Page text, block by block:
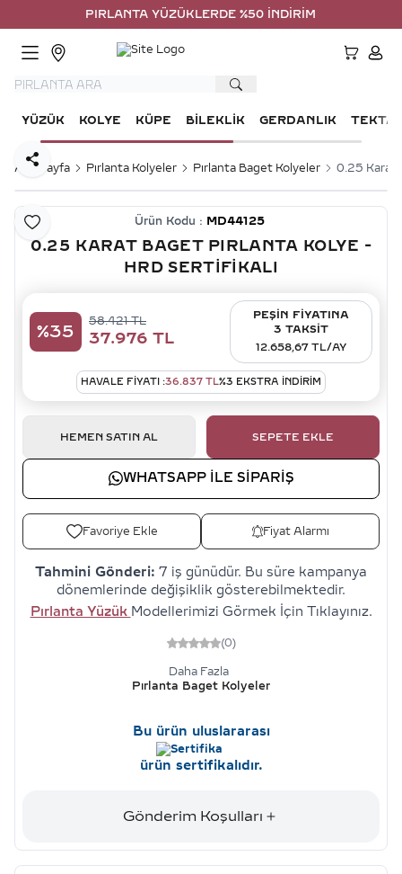
PIRLANTA YÜZÜKLERDE %50 İNDİRİM
YÜZÜK KOLYE KÜPE BILEKLIK GERDANLIK TEKTAŞ
Ana Sayfa Pırlanta Kolyeler Pırlanta Baget Kolyeler 0.25 Karat
Favoriye Ekle
Paylaş
Ürün Kodu : MD44125
0.25 KARAT BAGET PIRLANTA KOLYE -
HRD SERTIFIKALI
%35
58.421TL
37.976 TL
PEŞİN FİYATINA
3 TAKSİT
12.658,67 TL/AY
HAVALE FIYATI :36.837 TL%3 EKSTRA İNDİRİM
HEMEN SATIN AL SEPETE EKLE
WHATSAPP ILE SIPARIŞ
Favoriye Ekle Fiyat Alarmı
Tahmini Gönderi: 7 iş günüdür. Bu süre kampanya
dönemlerinde değişiklik gösterebilmektedir.
Pırlanta Yüzük Modellerimizi Görmek İçin Tıklayınız.
(0)
Daha Fazla
Pırlanta Baget Kolyeler
Bu ürün uluslararası
ürün sertifikalıdır.
Gönderim Koşulları